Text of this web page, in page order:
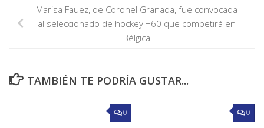
Marisa Fauez, de Coronel Granada, fue convocada
al seleccionado de hockey +60 que competirá en
Bélgica
TAMBIÉN TE PODRÍA GUSTAR...
0 0